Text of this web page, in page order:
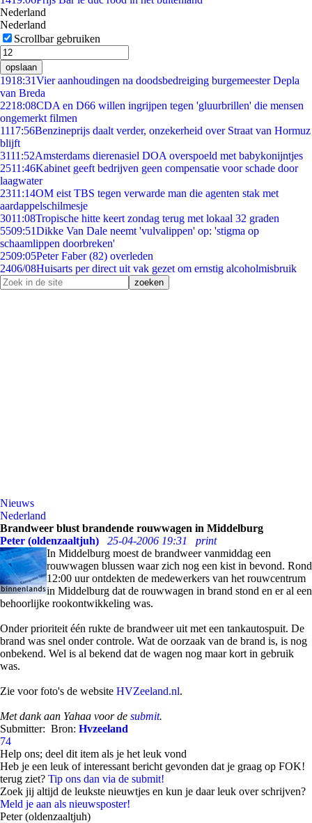
Nederland
Nederland
Scrollbar gebruiken
opslaan
1918:31Vier aanhoudingen na doodsbedreiging burgemeester Depla
van Breda
2218:08CDA en D66 willen ingrijpen tegen 'gluurbrillen' die mensen
ongemerkt filmen
1117:56Benzineprijs daalt verder, onzekerheid over Straat van Hormuz
blijft
3111:52Amsterdams dierenasiel DOA overspoeld met babykonijntjes
2511:46Kabinet geeft bedrijven geen compensatie voor schade door
laagwater
2311:14OM eist TBS tegen verwarde man die agenten stak met
aardappelschilmesje
3011:08Tropische hitte keert zondag terug met lokaal 32 graden
5509:51Dikke Van Dale neemt 'vulvalippen' op: 'stigma op
schaamlippen doorbreken'
2509:05Peter Faber (82) overleden
2406/08Huisarts per direct uit vak gezet om ernstig alcoholmisbruik
Nieuws
Nederland
Brandweer blust brandende rouwwagen in Middelburg
Peter (oldenzaaltjuh)
25-04-2006 19:31
print
In Middelburg moest de brandweer vanmiddag een
rouwwagen blussen waar zich nog een kist in bevond. Rond
12:00 uur ontdekten de medewerkers van het rouwcentrum
in Middelburg dat de rouwwagen in brand stond en er al een
behoorlijke rookontwikkeling was.
Onder prioriteit één rukte de brandweer uit met een tankautospuit. De
brand was snel onder controle. Wat de oorzaak van de brand is, is nog
onbekend. Wel is al bekend dat de wagen nog maar kort in gebruik
was.
Zie voor foto's de website HVZeeland.nl.
Met dank aan Yahaa voor de submit.
Submitter: Bron: Hvzeeland
74
Help ons; deel dit item als je het leuk vond
Heb je een leuk of interessant bericht gevonden dat je graag op FOK!
terug ziet? Tip ons dan via de submit!
Zoek jij altijd de leukste nieuwtjes en kun je daar leuk over schrijven?
Meld je aan als nieuwsposter!
Peter (oldenzaaltjuh)